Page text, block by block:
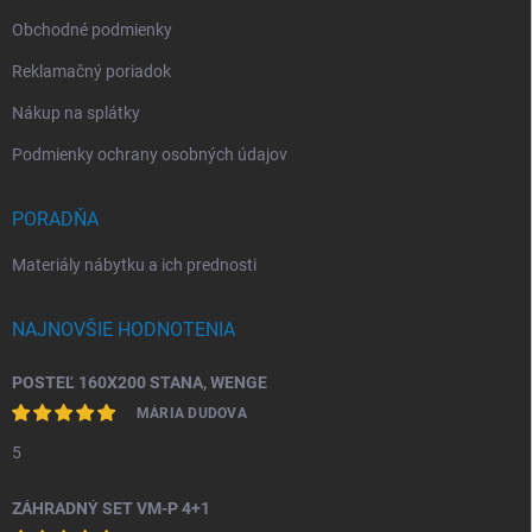
Obchodné podmienky
Reklamačný poriadok
Nákup na splátky
Podmienky ochrany osobných údajov
PORADŇA
Materiály nábytku a ich prednosti
NAJNOVŠIE HODNOTENIA
POSTEĽ 160X200 STANA, WENGE
MÁRIA DUDOVA
5
ZÁHRADNÝ SET VM-P 4+1